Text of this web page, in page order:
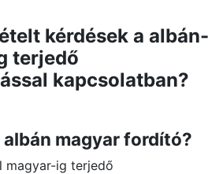
kérdések a albán-
terjedő
kapcsolatban?
albán magyar fordító?
magyar-ig terjedő